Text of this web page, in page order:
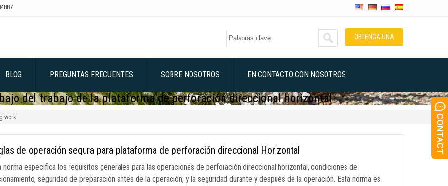
OBTENGA UNA
BLOG PREGUNTAS FRECUENTES SOBRE NOSOTROS EN CONTACTO CON NOSOTROS
del trabajo de la plataforma de perforación direccional horizontal
work
de operación segura para plataforma de perforación direccional Horizontal
norma especifica los requisitos generales para las operaciones de perforación direccional horizontal, condiciones de
seguridad de preparación antes de la operación, y la seguridad durante y después de la operación. Esta norma es